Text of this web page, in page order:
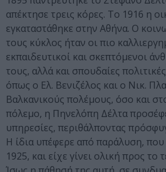
απέκτησε τρεις κόρες. Το 1916 η
εγκαταστάθηκε στην Αθήνα. Ο
τους κύκλος ήταν οι πιο
εκπαιδευτικοί και σκεπτόμενοι
τους, αλλά και σπουδαίες
όπως ο Ελ. Βενιζέλος και ο Νικ.
Βαλκανικούς πολέμους, όσο και
πόλεμο, η Πηνελόπη Δέλτα
υπηρεσίες, περιθάλποντας
Η ίδια υπέφερε από παράλυση, που
1925, και είχε γίνει ολική προς το